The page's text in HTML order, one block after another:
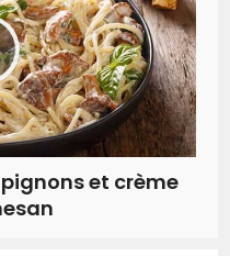
et crème